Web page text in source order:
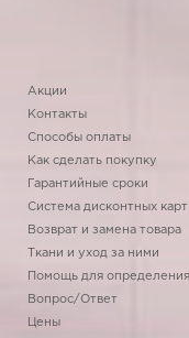
Акции
Контакты
Способы оплаты
Как сделать покупку
Гарантийные сроки
Система дисконтных карт
Возврат и замена товара
Ткани и уход за ними
Помощь для
Вопрос/Ответ
Цены